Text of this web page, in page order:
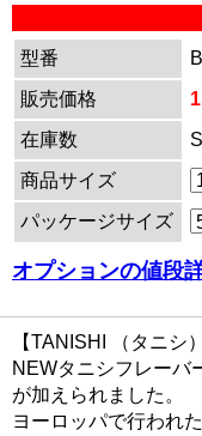
型番
販売価格
在庫数
商品サイズ
パッケージサイズ
オプションの値段
【TANISHI （タニシ
NEWタニシフレーバ
が加えられました。
ヨーロッパで行われ